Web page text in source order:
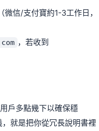
信/支付寶約1-3工作日，
，若收到
戶多點幾下以確保穩
就是把你從冗長說明書裡